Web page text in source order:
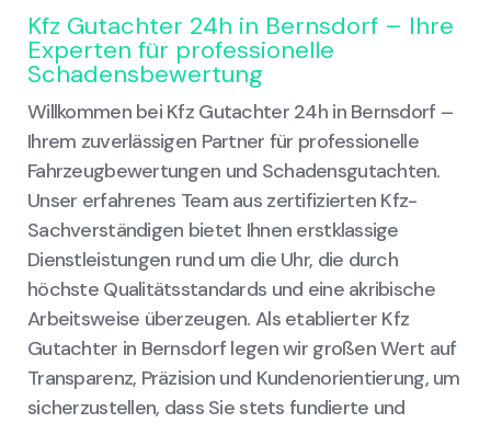
Kfz Gutachter 24h in Bernsdorf – Ihre
Experten für professionelle
Schadensbewertung
Willkommen bei Kfz Gutachter 24h in Bernsdorf –
Ihrem zuverlässigen Partner für professionelle
Fahrzeugbewertungen und Schadensgutachten.
Unser erfahrenes Team aus zertifizierten Kfz-
Sachverständigen bietet Ihnen erstklassige
Dienstleistungen rund um die Uhr, die durch
höchste Qualitätsstandards und eine akribische
Arbeitsweise überzeugen. Als etablierter Kfz
Gutachter in Bernsdorf legen wir großen Wert auf
Transparenz, Präzision und Kundenorientierung, um
sicherzustellen, dass Sie stets fundierte und